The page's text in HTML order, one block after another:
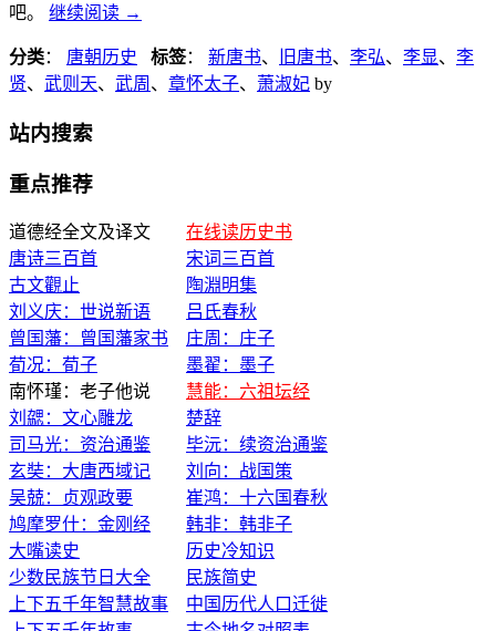
吧。 继续阅读 →
分类： 唐朝历史 标签： 新唐书、 旧唐书、 李弘、 李显、 李
贤、 武则天、 武周 、 章怀太子、 萧淑妃 by
站内搜索
重点推荐
道德经全文及译文 在线读历史书
唐诗三百首
宋词三百首
古文觀止
陶淵明集
刘义庆：世说新语
吕氏春秋
曾国藩：曾国藩家书
庄周：庄子
荀况：荀子
墨翟：墨子
南怀瑾：老子他说 慧能：六祖坛经
刘勰：文心雕龙
楚辞
司马光：资治通鉴
毕沅：续资治通鉴
玄奘：大唐西域记
刘向：战国策
吴兢：贞观政要
崔鸿：十六国春秋
鸠摩罗什：金刚经
韩非：韩非子
大嘴读史
历史冷知识
少数民族节日大全
民族简史
上下五千年智慧故事
中国历代人口迁徙